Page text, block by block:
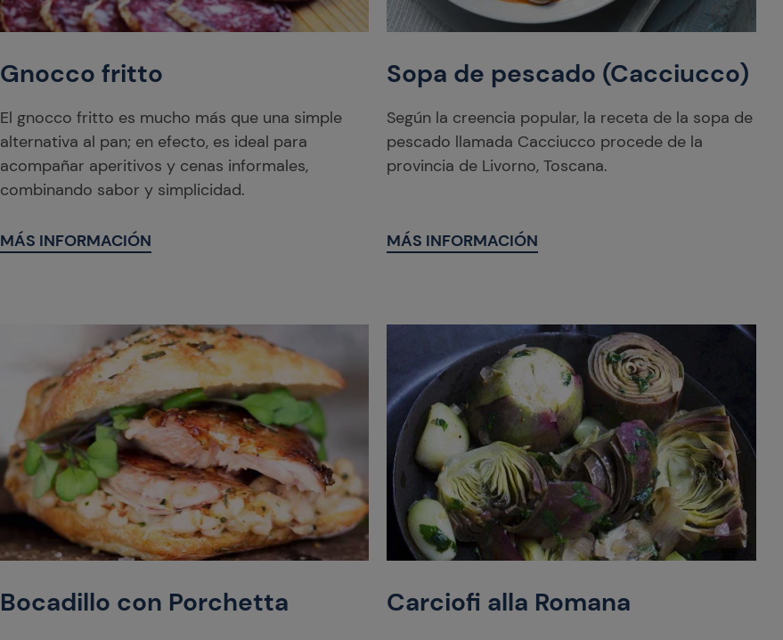
Gnocco fritto
El gnocco fritto es mucho más que una simple
alternativa al pan; en efecto, es ideal para
acompañar aperitivos y cenas informales,
combinando sabor y simplicidad.
MÁS INFORMACIÓN
Sopa de pescado (Cacciucco)
Según la creencia popular, la receta de la sopa de
pescado llamada Cacciucco procede de la
provincia de Livorno, Toscana.
MÁS INFORMACIÓN
Bocadillo con Porchetta Carciofi alla Romana